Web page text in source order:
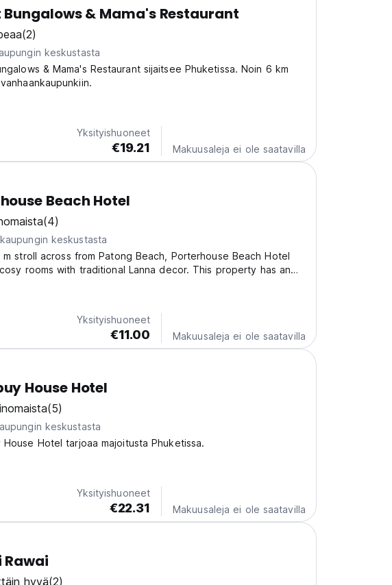
Bungalows & Mama's Restaurant
(2)
keskustasta
& Mama's Restaurant sijaitsee Phuketissa. Noin 6 km
Yksityishuoneet
€19.21 Makuusaleja ei ole saatavilla
Beach Hotel
(4)
keskustasta
m stroll across from Patong Beach, Porterhouse Beach Hotel
rooms with traditional Lanna decor. This property has an
Beach Hotel is 1 km from Jungceylon Shopping...
Yksityishuoneet
€11.00 Makuusaleja ei ole saatavilla
House Hotel
(5)
keskustasta
House Hotel tarjoaa majoitusta Phuketissa.
Yksityishuoneet
€22.31 Makuusaleja ei ole saatavilla
Rawai
hyvä(2)